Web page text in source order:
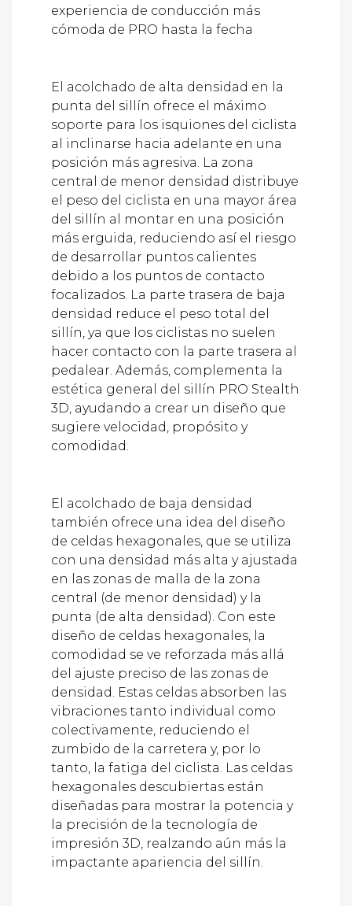
cómoda de PRO hasta la fecha
punta del sillín ofrece el máximo
soporte para los isquiones del ciclista
al inclinarse hacia adelante en una
posición más agresiva. La zona
central de menor densidad distribuye
el peso del ciclista en una mayor área
del sillín al montar en una posición
más erguida, reduciendo así el riesgo
de desarrollar puntos calientes
debido a los puntos de contacto
focalizados. La parte trasera de baja
densidad reduce el peso total del
sillín, ya que los ciclistas no suelen
hacer contacto con la parte trasera al
pedalear. Además, complementa la
estética general del sillín PRO Stealth
3D, ayudando a crear un diseño que
sugiere velocidad, propósito y
comodidad.
también ofrece una idea del diseño
de celdas hexagonales, que se utiliza
con una densidad más alta y ajustada
en las zonas de malla de la zona
central (de menor densidad) y la
punta (de alta densidad). Con este
diseño de celdas hexagonales, la
comodidad se ve reforzada más allá
del ajuste preciso de las zonas de
densidad. Estas celdas absorben las
vibraciones tanto individual como
colectivamente, reduciendo el
zumbido de la carretera y, por lo
tanto, la fatiga del ciclista. Las celdas
hexagonales descubiertas están
diseñadas para mostrar la potencia y
la precisión de la tecnología de
impresión 3D, realzando aún más la
impactante apariencia del sillín.